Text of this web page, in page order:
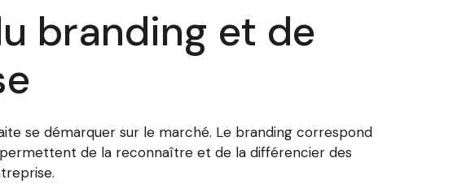
branding et de
se démarquer sur le marché. Le branding correspond
permettent de la reconnaître et de la différencier des